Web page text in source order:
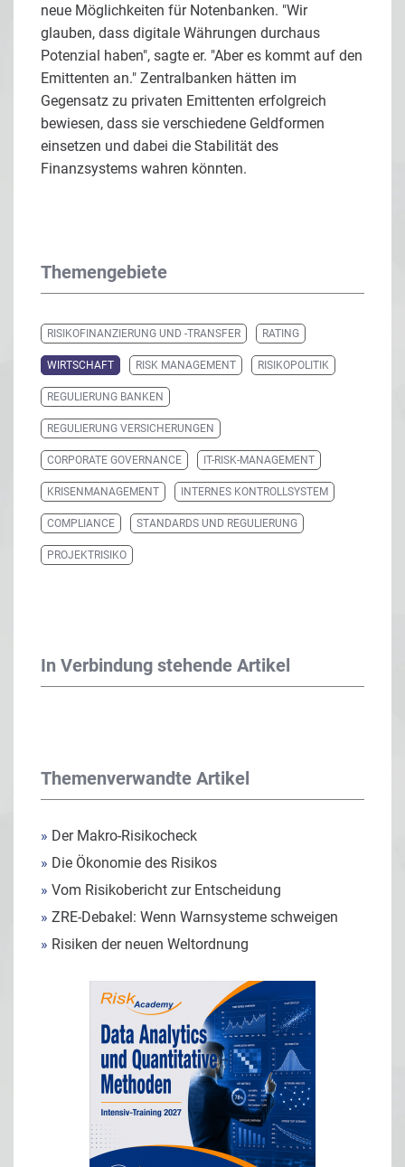
neue Möglichkeiten für Notenbanken. "Wir
glauben, dass digitale Währungen durchaus
Potenzial haben", sagte er. "Aber es kommt auf den
Emittenten an." Zentralbanken hätten im
Gegensatz zu privaten Emittenten erfolgreich
bewiesen, dass sie verschiedene Geldformen
einsetzen und dabei die Stabilität des
Finanzsystems wahren könnten.
Themengebiete
RISIKOFINANZIERUNG UND -TRANSFER RATING
WIRTSCHAFT RISK MANAGEMENT RISIKOPOLITIK
REGULIERUNG BANKEN
REGULIERUNG VERSICHERUNGEN
CORPORATE GOVERNANCE IT-RISK-MANAGEMENT
KRISENMANAGEMENT INTERNES KONTROLLSYSTEM
COMPLIANCE STANDARDS UND REGULIERUNG
PROJEKTRISIKO
In Verbindung stehende Artikel
Themenverwandte Artikel
» Der Makro-Risikocheck
» Die Ökonomie des Risikos
» Vom Risikobericht zur Entscheidung
» ZRE-Debakel: Wenn Warnsysteme schweigen
» Risiken der neuen Weltordnung